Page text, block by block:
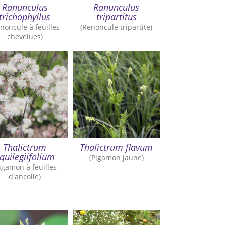
Ranunculus
trichophyllus
à feuilles
chevelues)
Ranunculus
tripartitus
(Renoncule tripartite)
Thalictrum
à feuilles
d'ancolie)
Thalictrum flavum
(Pigamon jaune)